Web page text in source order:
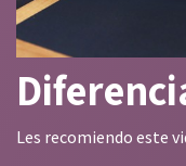
Les recomiendo este